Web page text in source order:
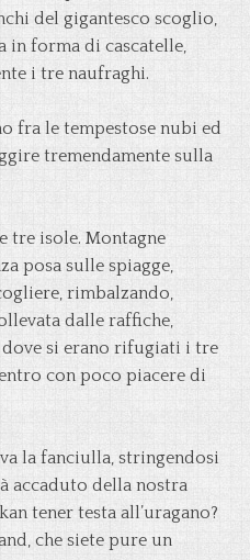
del gigantesco scoglio,
in forma di cascatelle,
i tre naufraghi.
fra le tempestose nubi ed
tremendamente sulla
tre isole. Montagne
posa sulle spiagge,
rimbalzando,
dalle raffiche,
si erano rifugiati i tre
con poco piacere di
la fanciulla, stringendosi
accaduto della nostra
tener testa all’uragano?
che siete pure un